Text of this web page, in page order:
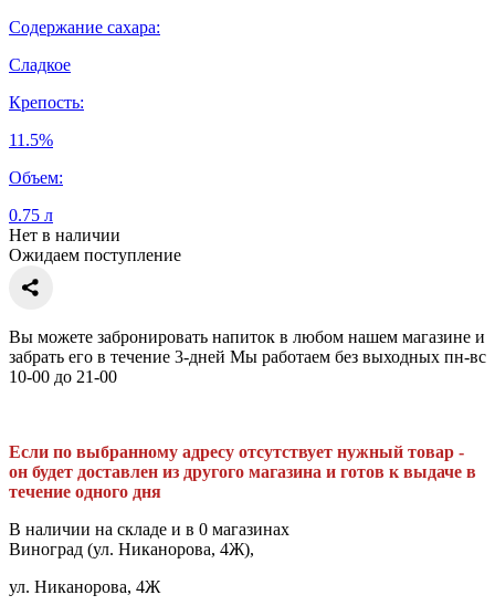
Содержание сахара:
Сладкое
Крепость:
11.5%
Объем:
0.75 л
Нет в наличии
Ожидаем поступление
Вы можете забронировать напиток в любом нашем магазине и
забрать его в течение 3-дней Мы работаем без выходных пн-вс
10-00 до 21-00
Если по выбранному адресу отсутствует нужный товар -
он будет доставлен из другого магазина и готов к выдаче в
течение одного дня
В наличии на складе и в 0 магазинах
Виноград (ул. Никанорова, 4Ж),
ул. Никанорова, 4Ж